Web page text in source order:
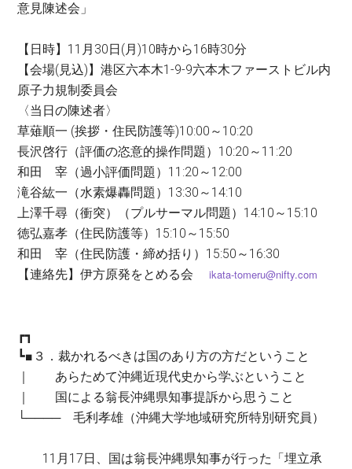
意見陳述会」
【日時】11月30日(月)10時から16時30分
【会場(見込)】港区六本木1-9-9六本木ファーストビル内
原子力規制委員会
〈当日の陳述者〉
草薙順一 (挨拶・住民防護等)10:00～10:20
長沢啓行（評価の恣意的操作問題）10:20～11:20
和田 宰（過小評価問題）11:20～12:00
滝谷紘一（水素爆轟問題）13:30～14:10
上澤千尋（衝突）（プルサーマル問題）14:10～15:10
徳弘嘉孝（住民防護等）15:10～15:50
和田 宰（住民防護・締め括り）15:50～16:30
【連絡先】伊方原発をとめる会ikata-tomeru@nifty.com
┏┓
┗■３．裁かれるべきは国のあり方の方だということ
｜ あらためて沖縄近現代史から学ぶということ
｜ 国による翁長沖縄県知事提訴から思うこと
└──── 毛利孝雄（沖縄大学地域研究所特別研究員）
11月17日、国は翁長沖縄県知事が行った「埋立承